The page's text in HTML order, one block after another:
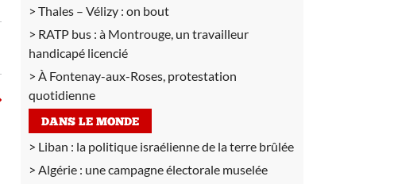
Thales – Vélizy : on bout
RATP bus : à Montrouge, un travailleur
handicapé licencié
À Fontenay-aux-Roses, protestation
quotidienne
DANS LE MONDE
Liban : la politique israélienne de la terre brûlée
Algérie : une campagne électorale muselée